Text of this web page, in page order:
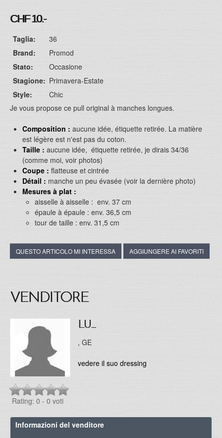
CHF 10.-
Taglia:
36
Brand:
Promod
Stato:
Occasione
Stagione: Primavera-Estate
Style:
Chic
Je vous propose ce pull original à manches longues.
Composition : aucune idée, étiquette retirée. La matière
est légère est n'est pas du coton.
Taille : aucune idée, étiquette retirée, je dirais 34/36
(comme moi, voir photos)
Coupe : flatteuse et cintrée
Détail : manche un peu évasée (voir la dernière photo)
Mesures à plat :
aisselle à aisselle : env. 37 cm
épaule à épaule : env. 36,5 cm
tour de taille : env. 31,5 cm
QUESTO ARTICOLO MI INTERESSA AGGIUNGERE AI FAVORITI
VENDITORE
LU_
, GE
vedere il suo dressing
Rating: 0 - 0 voti
Informazioni del venditore